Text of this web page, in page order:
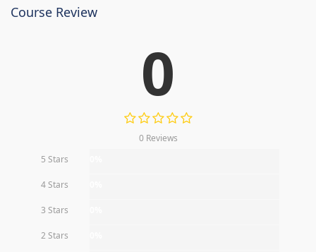
Course Review
0
0 Reviews
5 Stars
4 Stars
3 Stars
2 Stars